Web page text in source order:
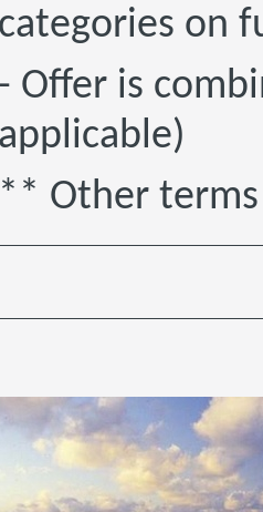
categories on
- Offer is
applicable)
** Other